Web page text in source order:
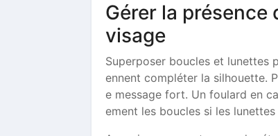
Gérer la
visage
Superposer boucles et lunettes
ennent compléter la silhouette.
e message fort. Un foulard en
ement les boucles si les